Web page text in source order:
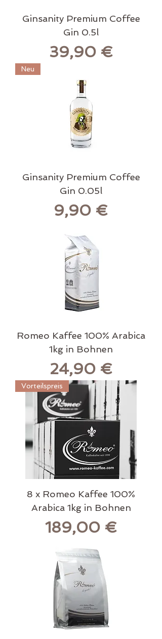
Ginsanity Premium Coffee
Gin 0.5l
Preis
39,90 €
Neu
Ginsanity Premium Coffee
Gin 0.05l
Preis
9,90 €
Romeo Kaffee 100% Arabica
1kg in Bohnen
Preis
24,90 €
Vorteilspreis
8 x Romeo Kaffee 100%
Arabica 1kg in Bohnen
Preis
189,00 €